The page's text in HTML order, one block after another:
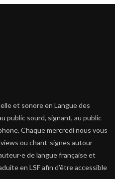
et sonore en Langue des
public sourd, signant, au public
Chaque mercredi nous vous
ou chant-signes autour
de langue française et
en LSF afin d’être accessible